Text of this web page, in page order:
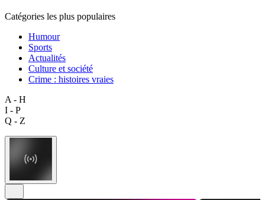
Catégories les plus populaires
Humour
Sports
Actualités
Culture et société
Crime : histoires vraies
A - H
I - P
Q - Z